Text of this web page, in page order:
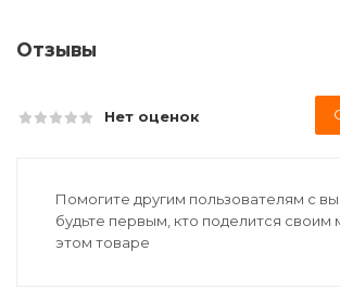
Отзывы
Нет оценок
Помогите другим пользователям с
будьте первым, кто поделится своим
этом товаре